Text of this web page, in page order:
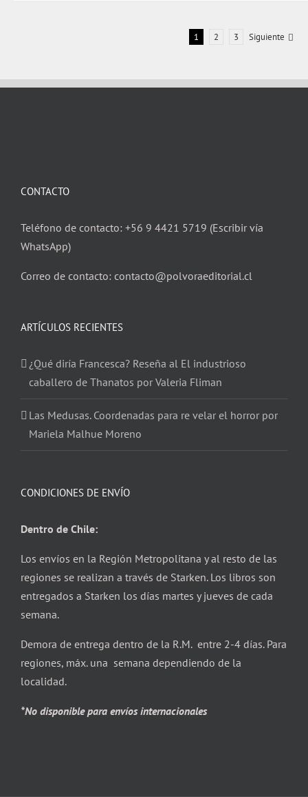
1 2 3 Siguiente
CONTACTO
Teléfono de contacto: +56 9 4421 5719 (Escribir vía
WhatsApp)
Correo de contacto: contacto@polvoraeditorial.cl
ARTÍCULOS RECIENTES
¿Qué diría Francesca? Reseña al El industrioso
caballero de Thanatos por Valeria Fliman
Las Medusas. Coordenadas para re velar el horror por
Mariela Malhue Moreno
CONDICIONES DE ENVÍO
Dentro de Chile:
Los envíos en la Región Metropolitana y al resto de las
regiones se realizan a través de Starken. Los libros son
entregados a Starken los días martes y jueves de cada
semana.
Demora de entrega dentro de la R.M. entre 2-4 días. Para
regiones, máx. una semana dependiendo de la
localidad.
*No disponible para envíos internacionales